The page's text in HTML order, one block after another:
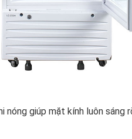
nóng giúp mặt kính luôn sáng